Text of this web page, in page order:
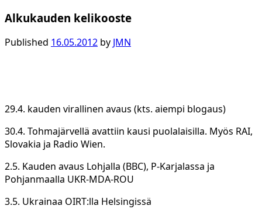
Alkukauden kelikooste
Published 16.05.2012 by JMN
29.4. kauden virallinen avaus (kts. aiempi blogaus)
30.4. Tohmajärvellä avattiin kausi puolalaisilla. Myös RAI,
Slovakia ja Radio Wien.
2.5. Kauden avaus Lohjalla (BBC), P-Karjalassa ja
Pohjanmaalla UKR-MDA-ROU
3.5. Ukrainaa OIRT:lla Helsingissä